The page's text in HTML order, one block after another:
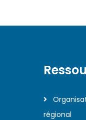
régional